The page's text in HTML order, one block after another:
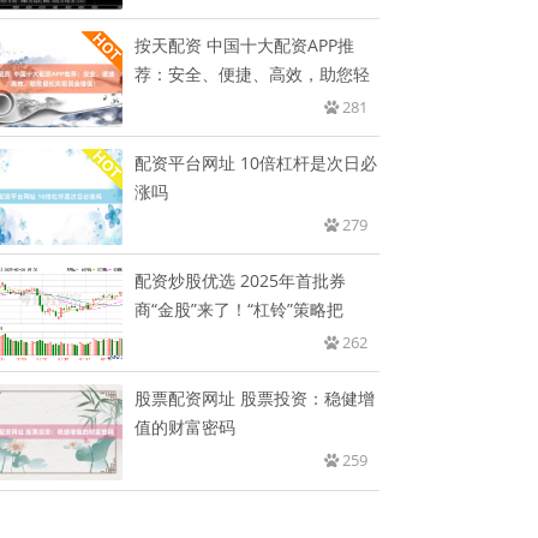
按天配资 中国十大配资APP推
荐：安全、便捷、高效，助您轻
281
配资平台网址 10倍杠杆是次日必
涨吗
279
配资炒股优选 2025年首批券
商“金股”来了！“杠铃”策略把
262
股票配资网址 股票投资：稳健增
值的财富密码
259